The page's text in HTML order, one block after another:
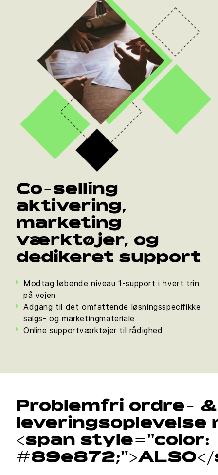
Co-selling
aktivering,
marketing
værktøjer, og
dedikeret support
Modtag løbende niveau 1-support i hvert trin
på vejen
Adgang til det omfattende løsningsspecifikke
salgs- og marketingmateriale
Online supportværktøjer til rådighed
Problemfri ordre- &
leveringsoplevelse
<span style="color:
#89e872;">ALSO</